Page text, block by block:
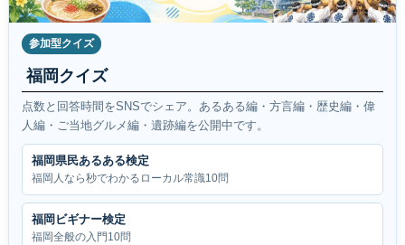
参加型クイズ
福岡クイズ
点数と回答時間をSNSでシェア。あるある編・方言編・歴史編・偉
人編・ご当地グルメ編・遺跡編を公開中です。
福岡県民あるある検定
福岡人なら秒でわかるローカル常識10問
福岡ビギナー検定
福岡全般の入門10問